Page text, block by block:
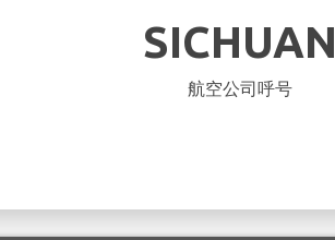
SICHUAN
航空公司呼号